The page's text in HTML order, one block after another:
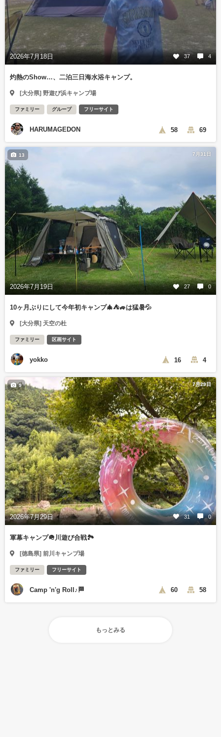
2026年7月18日 37 4
灼熱のShow…、二泊三日海水浴キャンプ。
[大分県] 野遊び浜キャンプ場
ファミリー グループ フリーサイト
HARUMAGEDON 58 69
7月31日
2026年7月19日 27 0
13
10ヶ月ぶりにして今年初キャンプ🎄⛺🚙は猛暑💦
[大分県] 天空の杜
ファミリー 区画サイト
yokko 16 4
7月29日
2026年7月29日 31 0
9
軍幕キャンプ🪖川遊び合戦🏞️
[徳島県] 前川キャンプ場
ファミリー フリーサイト
Camp 'n'g Roll♪🏁 60 58
もっとみる